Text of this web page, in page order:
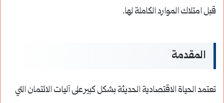
قبل امتلاك الموارد الكاملة لها.
المقدمة
تعتمد الحياة الاقتصادية الحديثة بشكل كبير على آليات الائتمان التي